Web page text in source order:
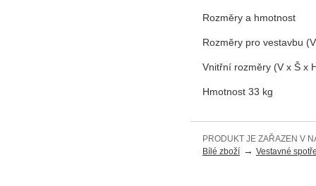
Rozměry a hmotnost
Rozměry pro vestavbu
Vnitřní rozměry (V x Š x
Hmotnost 33 kg
PRODUKT JE ZAŘAZEN V
Bílé zboží → Vestavné